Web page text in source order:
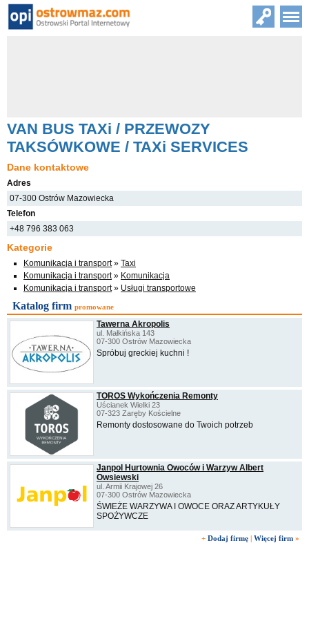
VAN BUS TAXi / PRZEWOZY
TAKSÓWKOWE / TAXi SERVICES
Dane kontaktowe
Adres
07-300 Ostrów Mazowiecka
Telefon
+48 796 383 063
Kategorie
Komunikacja i transport» Taxi
Komunikacja i transport» Komunikacja
Komunikacja i transport» Usługi transportowe
Katalog firm promowane
Tawerna Akropolis
ul. Małkińska 143
07-300 Ostrów Mazowiecka
Spróbuj greckiej kuchni !
TOROS Wykończenia Remonty
Uścianek Wielki 23
07-323 Zaręby Kościelne
Remonty dostosowane do Twoich potrzeb
Janpol Hurtownia Owoców i Warzyw Albert
Owsiewski
ul. Armii Krajowej 26
07-300 Ostrów Mazowiecka
ŚWIEŻE WARZYWA I OWOCE ORAZ ARTYKUŁY
SPOŻYWCZE
+ Dodaj firmę | Więcej firm »